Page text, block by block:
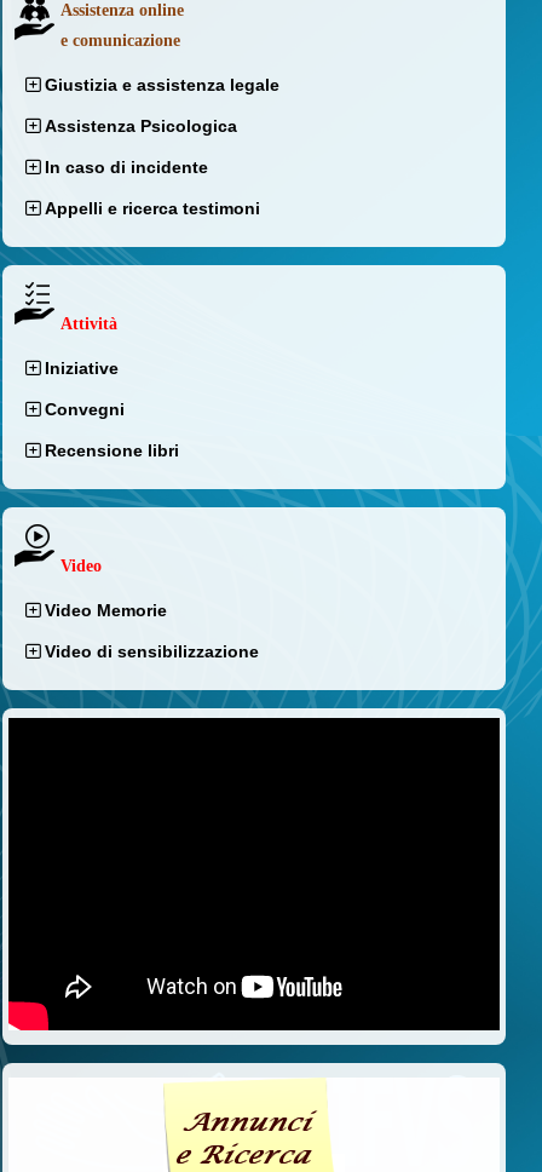
Assistenza online
e comunicazione
Giustizia e assistenza legale
Assistenza Psicologica
In caso di incidente
Appelli e ricerca testimoni
Attività
Iniziative
Convegni
Recensione libri
Video
Video Memorie
Video di sensibilizzazione